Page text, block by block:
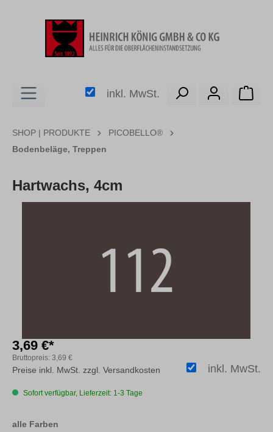
inkl. MwSt.
SHOP | PRODUKTE
PICOBELLO®
Bodenbeläge, Treppen
Hartwachs, 4cm
3,69 €*
Bruttopreis: 3,69 €
inkl. MwSt.
Preise inkl. MwSt. zzgl. Versandkosten
Sofort verfügbar, Lieferzeit: 1-3 Tage
alle Farben